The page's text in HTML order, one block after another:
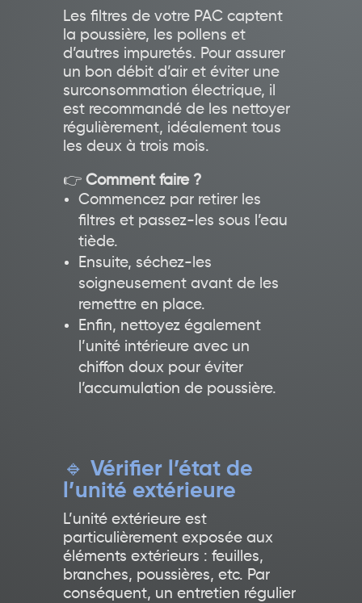
Les filtres de votre PAC captent
la poussière, les pollens et
d’autres impuretés. Pour assurer
un bon débit d’air et éviter une
surconsommation électrique, il
est recommandé de les nettoyer
régulièrement, idéalement tous
les deux à trois mois.
👉 Comment faire ?
Commencez par retirer les
filtres et passez-les sous l’eau
tiède.
Ensuite, séchez-les
soigneusement avant de les
remettre en place.
Enfin, nettoyez également
l’unité intérieure avec un
chiffon doux pour éviter
l’accumulation de poussière.
🔹 Vérifier l’état de
l’unité extérieure
L’unité extérieure est
particulièrement exposée aux
éléments extérieurs : feuilles,
branches, poussières, etc. Par
conséquent, un entretien régulier